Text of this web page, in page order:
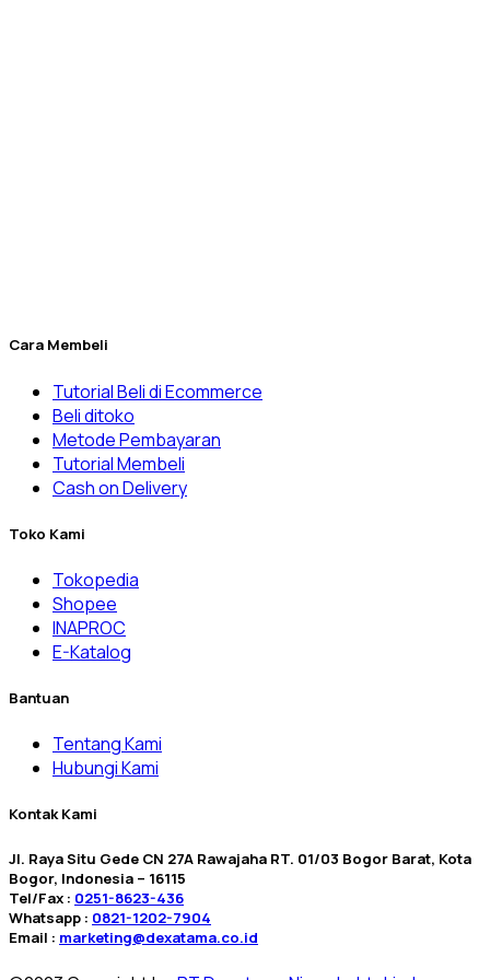
Cara Membeli
Tutorial Beli di Ecommerce
Beli ditoko
Metode Pembayaran
Tutorial Membeli
Cash on Delivery
Toko Kami
Tokopedia
Shopee
INAPROC
E-Katalog
Bantuan
Tentang Kami
Hubungi Kami
Kontak Kami
Jl. Raya Situ Gede CN 27A Rawajaha RT. 01/03 Bogor Barat, Kota
Bogor, Indonesia – 16115
Tel/Fax : 0251-8623-436
Whatsapp : 0821-1202-7904
Email : marketing@dexatama.co.id